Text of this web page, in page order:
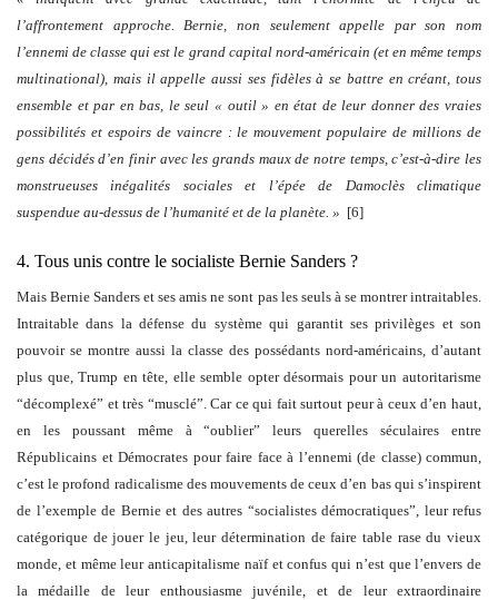
l’affrontement approche. Bernie, non seulement appelle par son nom
l’ennemi de classe qui est le grand capital nord-américain (et en même temps
multinational), mais il appelle aussi ses fidèles à se battre en créant, tous
ensemble et par en bas, le seul « outil » en état de leur donner des vraies
possibilités et espoirs de vaincre : le mouvement populaire de millions de
gens décidés d’en finir avec les grands maux de notre temps, c’est-à-dire les
monstrueuses inégalités sociales et l’épée de Damoclès climatique
suspendue au-dessus de l’humanité et de la planète . » [6]
4. Tous unis contre le socialiste Bernie Sanders ?
Mais Bernie Sanders et ses amis ne sont pas les seuls à se montrer intraitables.
Intraitable dans la défense du système qui garantit ses privilèges et son
pouvoir se montre aussi la classe des possédants nord-américains, d’autant
plus que, Trump en tête, elle semble opter désormais pour un autoritarisme
“décomplexé” et très “musclé”. Car ce qui fait surtout peur à ceux d’en haut,
en les poussant même à “oublier” leurs querelles séculaires entre
Républicains et Démocrates pour faire face à l’ennemi (de classe) commun,
c’est le profond radicalisme des mouvements de ceux d’en bas qui s’inspirent
de l’exemple de Bernie et des autres “socialistes démocratiques”, leur refus
catégorique de jouer le jeu, leur détermination de faire table rase du vieux
monde, et même leur anticapitalisme naïf et confus qui n’est que l’envers de
la médaille de leur enthousiasme juvénile, et de leur extraordinaire